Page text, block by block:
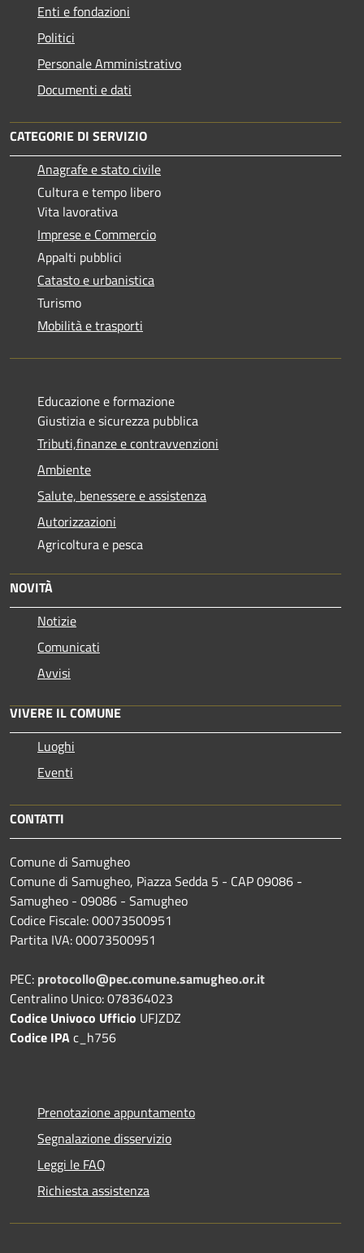
Enti e fondazioni
Politici
Personale Amministrativo
Documenti e dati
CATEGORIE DI SERVIZIO
Anagrafe e stato civile
Cultura e tempo libero
Vita lavorativa
Imprese e Commercio
Appalti pubblici
Catasto e urbanistica
Turismo
Mobilità e trasporti
Educazione e formazione
Giustizia e sicurezza pubblica
Tributi,finanze e contravvenzioni
Ambiente
Salute, benessere e assistenza
Autorizzazioni
Agricoltura e pesca
NOVITÀ
Notizie
Comunicati
Avvisi
VIVERE IL COMUNE
Luoghi
Eventi
CONTATTI
Comune di Samugheo
Comune di Samugheo, Piazza Sedda 5 - CAP 09086 -
Samugheo - 09086 - Samugheo
Codice Fiscale: 00073500951
Partita IVA: 00073500951
PEC: protocollo@pec.comune.samugheo.or.it
Centralino Unico: 078364023
Codice Univoco Ufficio UFJZDZ
Codice IPAc_h756
Prenotazione appuntamento
Segnalazione disservizio
Leggi le FAQ
Richiesta assistenza